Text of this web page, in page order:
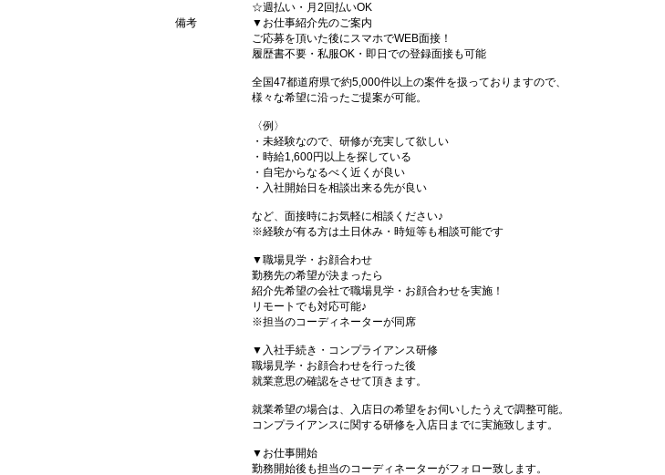
☆週払い・月2回払いOK
備考
▼お仕事紹介先のご案内
ご応募を頂いた後にスマホでWEB面接！
履歴書不要・私服OK・即日での登録面接も可能
全国47都道府県で約5,000件以上の案件を扱っておりますので、
様々な希望に沿ったご提案が可能。
〈例〉
・未経験なので、研修が充実して欲しい
・時給1,600円以上を探している
・自宅からなるべく近くが良い
・入社開始日を相談出来る先が良い
など、面接時にお気軽に相談ください♪
※経験が有る方は土日休み・時短等も相談可能です
▼職場見学・お顔合わせ
勤務先の希望が決まったら
紹介先希望の会社で職場見学・お顔合わせを実施！
リモートでも対応可能♪
※担当のコーディネーターが同席
▼入社手続き・コンプライアンス研修
職場見学・お顔合わせを行った後
就業意思の確認をさせて頂きます。
就業希望の場合は、入店日の希望をお伺いしたうえで調整可能。
コンプライアンスに関する研修を入店日までに実施致します。
▼お仕事開始
勤務開始後も担当のコーディネーターがフォロー致します。